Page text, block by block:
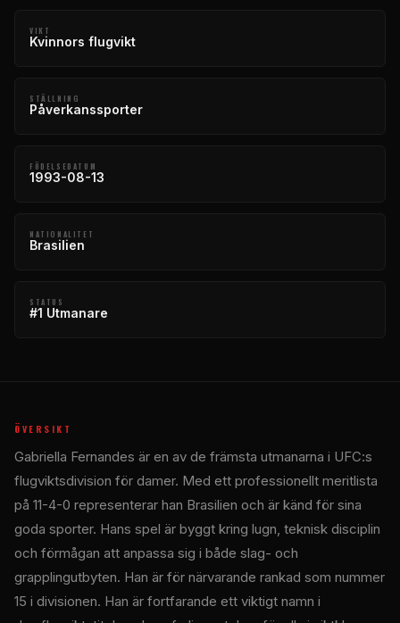
VIKT
Kvinnors flugvikt
STÄLLNING
Påverkanssporter
FÖDELSEDATUM
1993-08-13
NATIONALITET
Brasilien
STATUS
#1 Utmanare
ÖVERSIKT
Gabriella Fernandes är en av de främsta utmanarna i UFC:s
flugviktsdivision för damer. Med ett professionellt meritlista
på 11-4-0 representerar han Brasilien och är känd för sina
goda sporter. Hans spel är byggt kring lugn, teknisk disciplin
och förmågan att anpassa sig i både slag- och
grapplingutbyten. Han är för närvarande rankad som nummer
15 i divisionen. Han är fortfarande ett viktigt namn i